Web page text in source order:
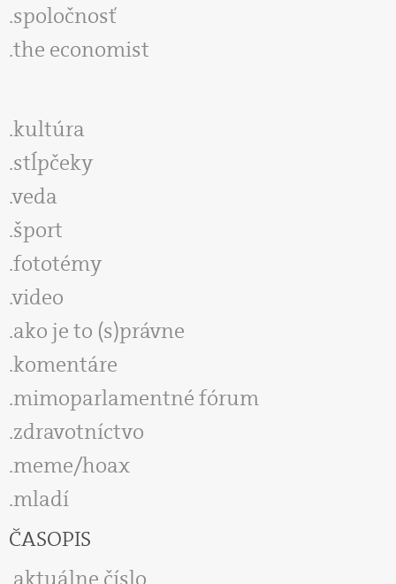
spoločnosť
the economist
kultúra
stĺpčeky
veda
šport
fototémy
video
ako je to (s)právne
komentáre
mimoparlamentné fórum
zdravotníctvo
meme/hoax
mladí
ČASOPIS